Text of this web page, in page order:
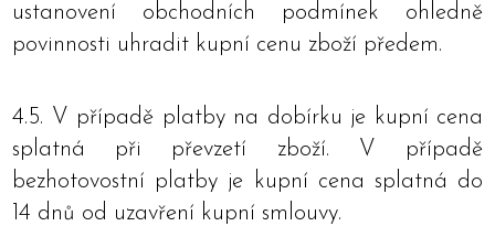
ustanovení obchodních podmínek ohledně
povinnosti uhradit kupní cenu zboží předem.
4.5. V případě platby na dobírku je kupní cena
splatná při převzetí zboží. V případě
bezhotovostní platby je kupní cena splatná do
14 dnů od uzavření kupní smlouvy.